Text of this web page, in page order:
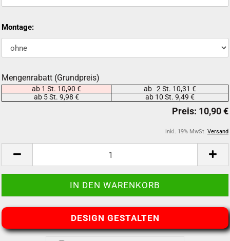
Montage:
Mengenrabatt (Grundpreis)
ab 1 St. 10,90 €
ab 2 St. 10,31 €
ab 5 St. 9,98 €
ab 10 St. 9,49 €
inkl. 19% MwSt. Versand
DESIGN GESTALTEN